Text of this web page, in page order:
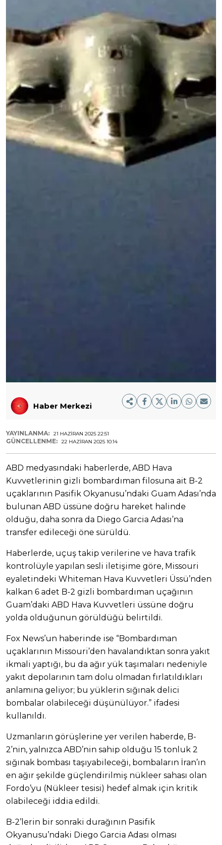
Haber Merkezi
YAYINLANMA: 21 HAZIRAN 2025 22:51
GÜNCELLENME: 22 HAZIRAN 2025 10:14
ABD medyasındaki haberlerde, ABD Hava
Kuvvetlerinin gizli bombardıman filosuna ait B-2
uçaklarının Pasifik Okyanusu’ndaki Guam Adası’nda
bulunan ABD üssüne doğru hareket halinde
olduğu, daha sonra da Diego Garcia Adası’na
transfer edileceği öne sürüldü.
Haberlerde, uçuş takip verilerine ve hava trafik
kontrolüyle yapılan sesli iletişime göre, Missouri
eyaletindeki Whiteman Hava Kuvvetleri Üssü’nden
kalkan 6 adet B-2 gizli bombardıman uçağının
Guam’daki ABD Hava Kuvvetleri üssüne doğru
yolda olduğunun görüldüğü belirtildi.
Fox News’un haberinde ise “Bombardıman
uçaklarının Missouri’den havalandıktan sonra yakıt
ikmali yaptığı, bu da ağır yük taşımaları nedeniyle
yakıt depolarının tam dolu olmadan fırlatıldıkları
anlamına geliyor; bu yüklerin sığınak delici
bombalar olabileceği düşünülüyor.” ifadesi
kullanıldı.
Uzmanların görüşlerine yer verilen haberde, B-
2’nin, yalnızca ABD’nin sahip olduğu 15 tonluk 2
sığınak bombası taşıyabileceği, bombaların İran’ın
en ağır şekilde güçlendirilmiş nükleer sahası olan
Fordo’yu (Nükleer tesisi) hedef almak için kritik
olabileceği iddia edildi.
B-2’lerin bir sonraki durağının Pasifik
Okyanusu’ndaki Diego Garcia Adası olması